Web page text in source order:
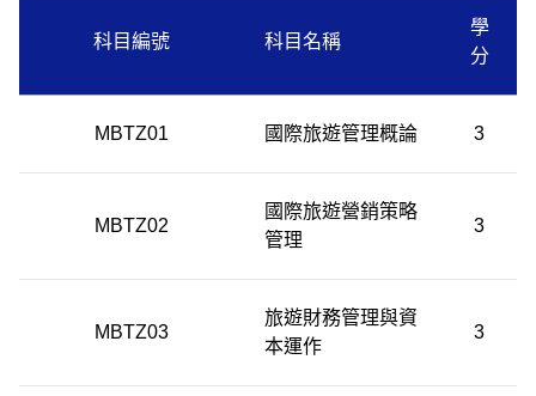
科目編號 科目名稱
學
分
MBTZ01 國際旅遊管理概論 3
MBTZ02
國際旅遊營銷策略
管理
3
MBTZ03
旅遊財務管理與資
本運作
3